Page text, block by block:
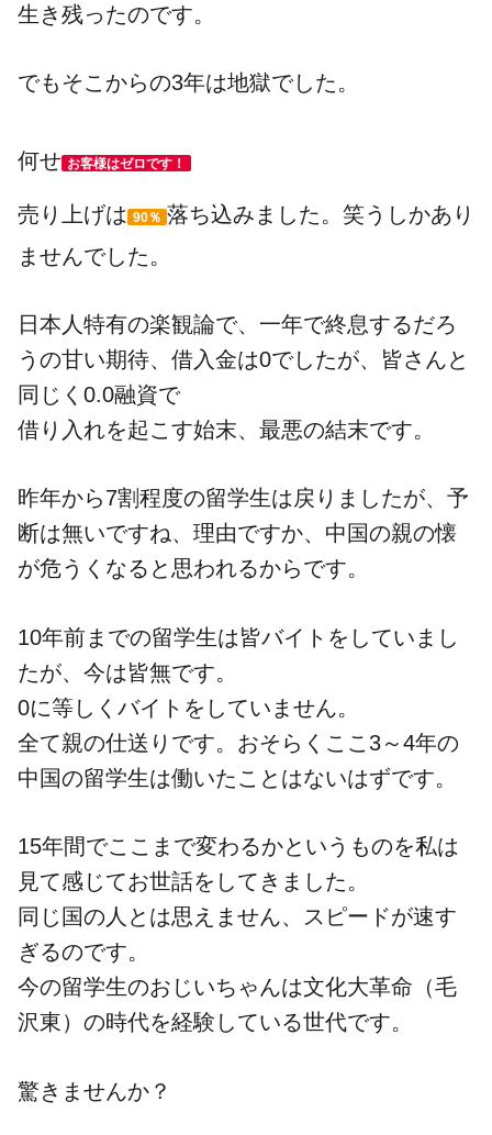
生き残ったのです。
でもそこからの3年は地獄でした。
何せ お客様はゼロです！
売り上げは 90％ 落ち込みました。笑うしかあり
ませんでした。
日本人特有の楽観論で、一年で終息するだろ
うの甘い期待、借入金は0でしたが、皆さんと
同じく0.0融資で
借り入れを起こす始末、最悪の結末です。
昨年から7割程度の留学生は戻りましたが、予
断は無いですね、理由ですか、中国の親の懐
が危うくなると思われるからです。
10年前までの留学生は皆バイトをしていまし
たが、今は皆無です。
0に等しくバイトをしていません。
全て親の仕送りです。おそらくここ3～4年の
中国の留学生は働いたことはないはずです。
15年間でここまで変わるかというものを私は
見て感じてお世話をしてきました。
同じ国の人とは思えません、スピードが速す
ぎるのです。
今の留学生のおじいちゃんは文化大革命（毛
沢東）の時代を経験している世代です。
驚きませんか？